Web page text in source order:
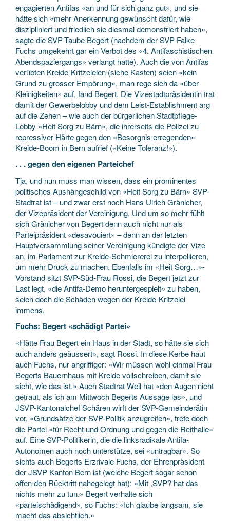
engagierten Antifas «an und für sich ganz gut», und sie
hätte sich «mehr Anerkennung gewünscht dafür, wie
diszipliniert und friedlich sie diesmal demonstriert haben»,
sagte die SVP-Taube Begert (nachdem der SVP-Falke
Fuchs umgekehrt gar ein Verbot des «4. Antifaschistischen
Abendspaziergangs» verlangt hatte). Auch die von Antifas
verübten Kreide-Kritzeleien (siehe Kasten) seien «kein
Grund zu grosser Empörung», man rege sich da «über
Kleinigkeiten» auf, fand Begert. Die Vizestadtpräsidentin trat
damit der Gewerbelobby und dem Leist-Establishment arg
auf die Zehen – wie auch der bürgerlichen Stadtpflege-
Lobby «Heit Sorg zu Bärn», die ihrerseits die Polizei zu
repressiver Härte gegen den «Besorgnis erregenden»
Kreide-Boom in Bern aufrief («Keine Toleranz!»).
. . . gegen den eigenen Parteichef
Tja, und nun muss man wissen, dass ein prominentes
politisches Aushängeschild von «Heit Sorg zu Bärn» SVP-
Stadtrat ist – und zwar erst noch Hans Ulrich Gränicher,
der Vizepräsident der Vereinigung. Und um so mehr fühlt
sich Gränicher von Begert denn auch nicht nur als
Parteipräsident «desavouiert» – denn an der letzten
Hauptversammlung seiner Vereinigung kündigte der Vize
an, im Parlament zur Kreide-Schmiererei zu interpellieren,
um mehr Druck zu machen. Ebenfalls im «Heit Sorg…»-
Vorstand sitzt SVP-Süd-Frau Rossi, die Begert jetzt zur
Last legt, «die Antifa-Demo heruntergespielt» zu haben,
seien doch die Schäden wegen der Kreide-Kritzelei
immens.
Fuchs: Begert «schädigt Partei»
«Hätte Frau Begert ein Haus in der Stadt, so hätte sie sich
auch anders geäussert», sagt Rossi. In diese Kerbe haut
auch Fuchs, nur angriffiger: «Wir müssen wohl einmal Frau
Begerts Bauernhaus mit Kreide vollschreiben, damit sie
sieht, wie das ist.» Auch Stadtrat Weil hat «den Augen nicht
getraut, als ich am Mittwoch Begerts Aussage las», und
JSVP-Kantonalchef Schären wirft der SVP-Gemeinderätin
vor, «Grundsätze der SVP-Politik anzugreifen», trete doch
die Partei «für Recht und Ordnung und gegen die Reithalle»
auf. Eine SVP-Politikerin, die die linksradikale Antifa-
Autonomen auch noch unterstütze, sei «untragbar». So
siehts auch Begerts Erzrivale Fuchs, der Ehrenpräsident
der JSVP Kanton Bern ist (welche Begert sogar schon
offen den Rücktritt nahegelegt hat): «Mit ,SVP? hat das
nichts mehr zu tun.» Begert verhalte sich
«parteischädigend», so Fuchs: «Ich glaube langsam, sie
macht das absichtlich.»